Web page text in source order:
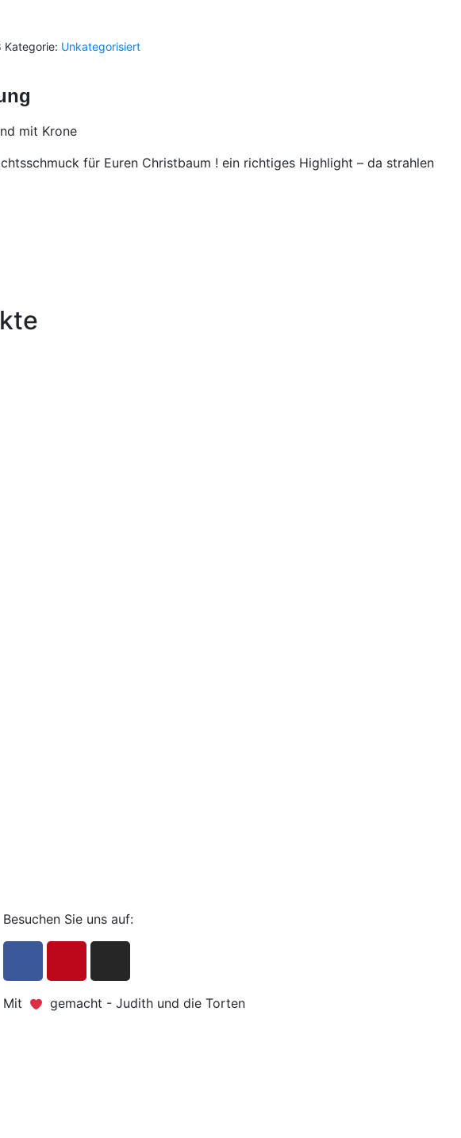
Kategorie: Unkategorisiert
mit Krone
für Euren Christbaum ! ein richtiges Highlight – da strahlen
Besuchen Sie uns auf:
Mit gemacht - Judith und die Torten